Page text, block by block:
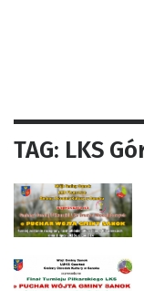
TAG: LKS